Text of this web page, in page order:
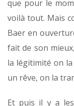
que pour le
voilà tout. Mais
Baer en
fait de son
la légitimité on
un rêve, on la
Et puis il y a